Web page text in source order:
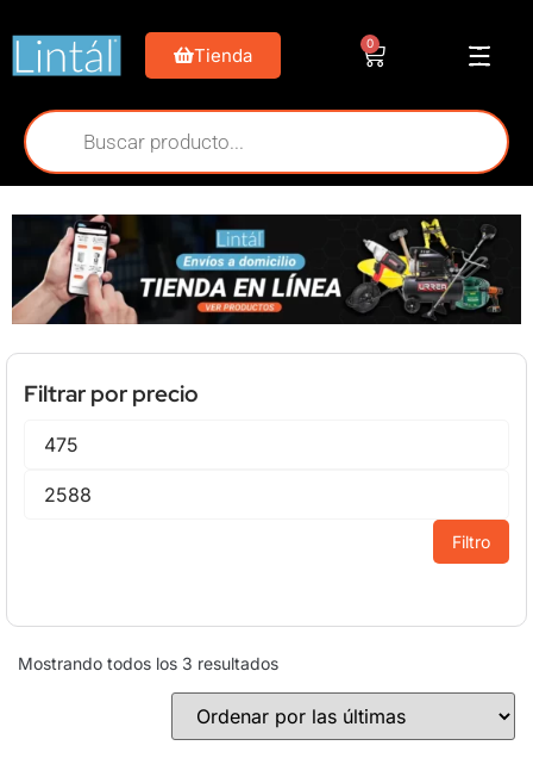
Tienda
0
Filtrar por precio
Filtro
Mostrando todos los 3 resultados